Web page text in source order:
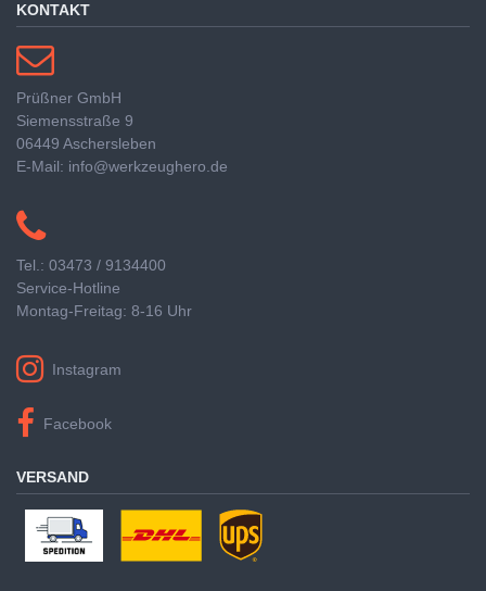
KONTAKT
Prüßner GmbH
Siemensstraße 9
06449 Aschersleben
E-Mail: info@werkzeughero.de
Tel.: 03473 / 9134400
Service-Hotline
Montag-Freitag: 8-16 Uhr
Instagram
Facebook
VERSAND